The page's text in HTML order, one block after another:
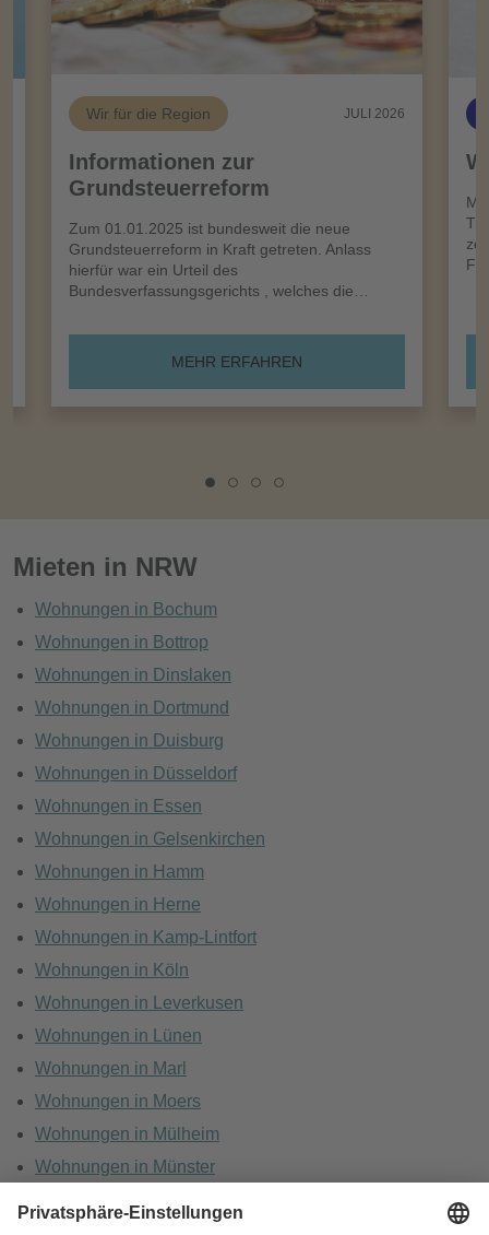
Wir für die Region JULI 2026
Informationen zur
Grundsteuerreform
Zum 01.01.2025 ist bundesweit die neue
Grundsteuerreform in Kraft getreten. Anlass
hierfür war ein Urteil des
Bundesverfassungsgerichts , welches die…
MEHR ERFAHREN
Mieten in NRW
Wohnungen in Bochum
Wohnungen in Bottrop
Wohnungen in Dinslaken
Wohnungen in Dortmund
Wohnungen in Duisburg
Wohnungen in Düsseldorf
Wohnungen in Essen
Wohnungen in Gelsenkirchen
Wohnungen in Hamm
Wohnungen in Herne
Wohnungen in Kamp-Lintfort
Wohnungen in Köln
Wohnungen in Leverkusen
Wohnungen in Lünen
Wohnungen in Marl
Wohnungen in Moers
Wohnungen in Mülheim
Wohnungen in Münster